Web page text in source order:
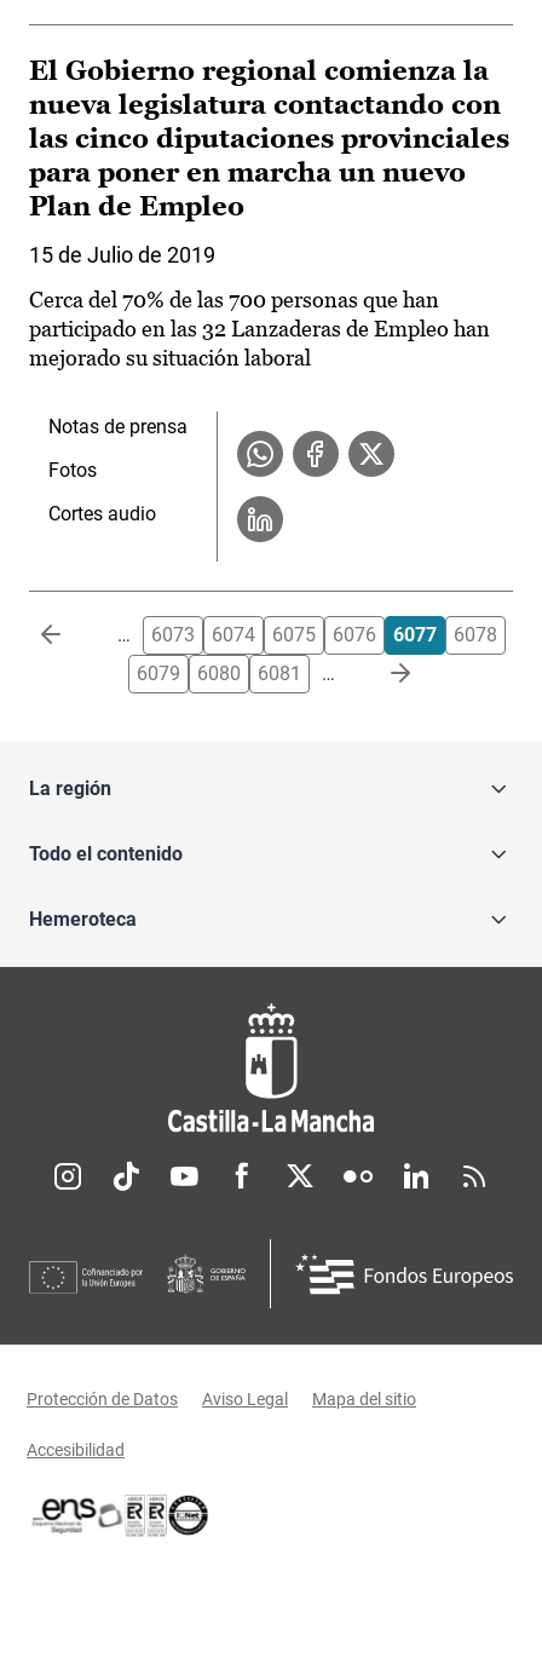
El Gobierno regional comienza la
nueva legislatura contactando con
las cinco diputaciones provinciales
para poner en marcha un nuevo
Plan de Empleo
15 de Julio de 2019
Cerca del 70% de las 700 personas que han
participado en las 32 Lanzaderas de Empleo han
mejorado su situación laboral
Notas de prensa
Fotos
Cortes audio
Paginación … 6073 6074 6075 6076 6077
6078
6079
6080 6081 …
La región
Todo el contenido
Hemeroteca
Redes sociales JCCM
Menú legal
Protección de Datos Aviso Legal Mapa del sitio
Accesibilidad